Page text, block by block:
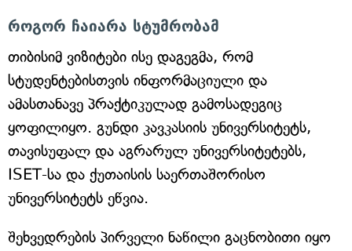
როგორ ჩაიარა სტუმრობამ
თიბისიმ ვიზიტები ისე დაგეგმა, რომ
სტუდენტებისთვის ინფორმაციული და
ამასთანავე პრაქტიკულად გამოსადეგიც
ყოფილიყო. გუნდი კავკასიის უნივერსიტეტს,
თავისუფალ და აგრარულ უნივერსიტეტებს,
ISET-სა და ქუთაისის საერთაშორისო
უნივერსიტეტს ეწვია.
შეხვედრების პირველი ნაწილი გაცნობითი იყო